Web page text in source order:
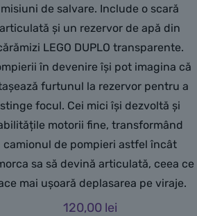
misiuni de salvare. Include o scară
articulată și un rezervor de apă din
LEGO DUPLO transparente.
în devenire își pot imagina că
furtunul la rezervor pentru a
stinge focul. Cei mici își dezvoltă și
motorii fine, transformând
camionul de pompieri astfel încât
sa să devină articulată, ceea ce
mai ușoară deplasarea pe viraje.
120,00 lei